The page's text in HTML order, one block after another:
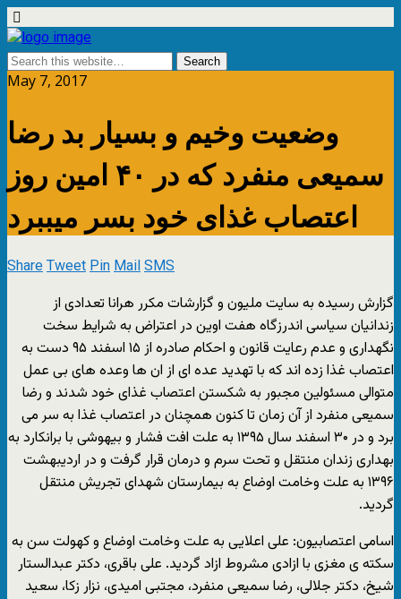
May 7, 2017
وضعیت وخیم و بسیار بد رضا
سمیعی منفرد که در ۴۰ امین روز
اعتصاب غذای خود بسر میببرد
ShareTweetPinMailSMS
گزارش رسیده به سایت ملیون و گزارشات مکرر هرانا تعدادی از
زندانیان سیاسی اندرزگاه هفت اوین در اعتراض به شرایط سخت
نگهداری و عدم رعایت قانون و احکام صادره از ۱۵ اسفند ۹۵ دست به
اعتصاب غذا زده اند که با تهدید عده ای از ان ها وعده های بی عمل
متوالی مسئولین مجبور به شکستن اعتصاب غذای خود شدند و رضا
سمیعی منفرد از آن زمان تا کنون همچنان در اعتصاب غذا به سر می
برد و در ۳۰ اسفند سال ۱۳۹۵ به علت افت فشار و بیهوشی با برانکارد به
بهداری زندان منتقل و تحت سرم و درمان قرار گرفت و در اردیبهشت
۱۳۹۶ به علت وخامت اوضاع به بیمارستان شهدای تجریش منتقل
گردید.
اسامی اعتصابیون: علی اعلایی به علت وخامت اوضاع و کهولت سن به
سکته ی مغزی با ازادی مشروط ازاد گردید. علی باقری، دکتر عبدالستار
شیخ، دکتر جلالی، رضا سمیعی منفرد، مجتبی امیدی، نزار زکا، سعید